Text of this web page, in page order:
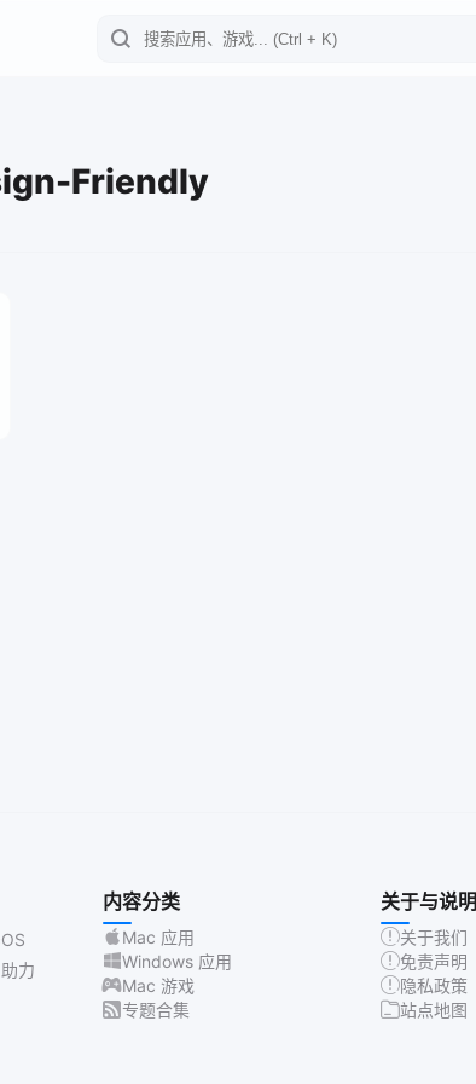
Friendly
力
内容分类
Mac 应用
Windows 应用
Mac 游戏
专题合集
关于与说明
关于我们
免责声明
隐私政策
站点地图